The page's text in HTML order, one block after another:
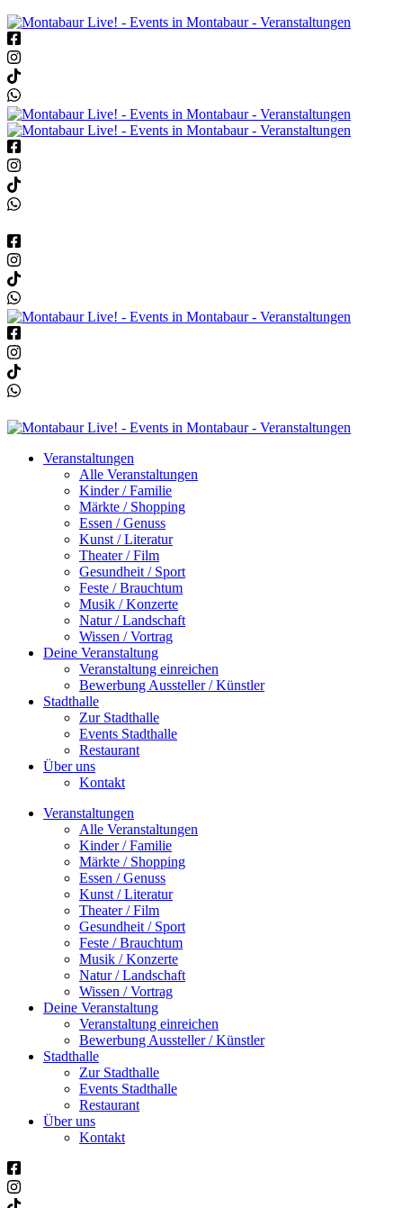
Veranstaltungen
Alle Veranstaltungen
Kinder / Familie
Märkte / Shopping
Essen / Genuss
Kunst / Literatur
Theater / Film
Gesundheit / Sport
Feste / Brauchtum
Musik / Konzerte
Natur / Landschaft
Wissen / Vortrag
Deine Veranstaltung
Veranstaltung einreichen
Bewerbung Aussteller / Künstler
Stadthalle
Zur Stadthalle
Events Stadthalle
Restaurant
Über uns
Kontakt
Veranstaltungen
Alle Veranstaltungen
Kinder / Familie
Märkte / Shopping
Essen / Genuss
Kunst / Literatur
Theater / Film
Gesundheit / Sport
Feste / Brauchtum
Musik / Konzerte
Natur / Landschaft
Wissen / Vortrag
Deine Veranstaltung
Veranstaltung einreichen
Bewerbung Aussteller / Künstler
Stadthalle
Zur Stadthalle
Events Stadthalle
Restaurant
Über uns
Kontakt